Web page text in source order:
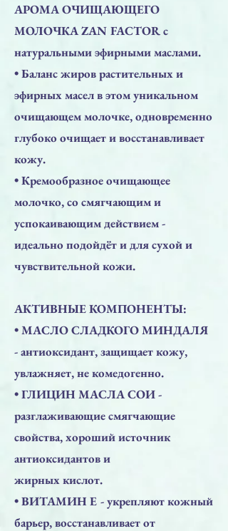
АРОМА ОЧИЩАЮЩЕГО
МОЛОЧКА ZAN FACTOR с
натуральными эфирными маслами.
• Баланс жиров растительных и
эфирных масел в этом уникальном
очищающем молочке, одновременно
глубоко очищает и восстанавливает
кожу.
• Кремообразное очищающее
молочко, со смягчающим и
успокаивающим действием -
идеально подойдёт и для сухой и
чувствительной кожи.
АКТИВНЫЕ КОМПОНЕНТЫ:
• МАСЛО СЛАДКОГО МИНДАЛЯ
- антиоксидант, защищает кожу,
увлажняет, не комедогенно.
• ГЛИЦИН МАСЛА СОИ -
разглаживающие смягчающие
свойства, хороший источник
антиоксидантов и
жирных кислот.
• ВИТАМИН E - укрепляют кожный
барьер, восстанавливает от